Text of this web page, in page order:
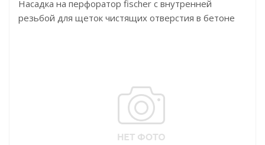
Насадка на перфоратор fischer с внутренней
резьбой для щеток чистящих отверстия в бетоне